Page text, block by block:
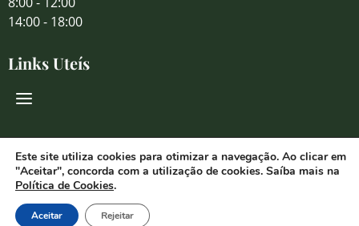
14:00 - 18:00
Links Uteís
Redes Sociais
© 2026 Florália Comércio de Flores
Este site utiliza cookies para otimizar a navegação. Ao clicar em
"Aceitar", concorda com a utilização de cookies. Saíba mais na
Política de Cookies.
Aceitar Rejeitar